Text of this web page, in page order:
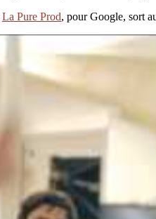
La Pure Prod, pour Google, sort